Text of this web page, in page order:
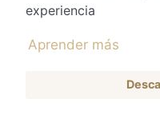
experiencia
Aprender más
(opens in a